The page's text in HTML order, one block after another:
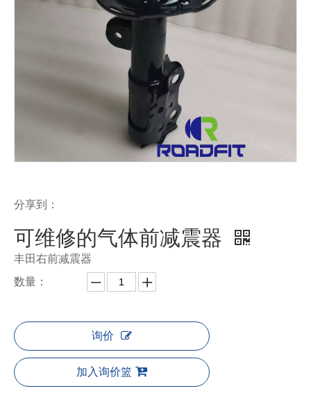
分享到：
可维修的气体前减震器
丰田右前减震器
数量：
询价
加入询价篮